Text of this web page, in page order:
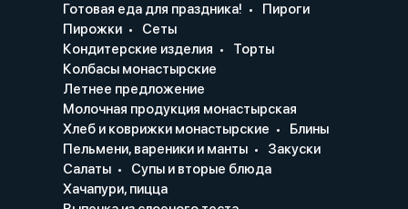
Готовая еда для праздника!
Пироги
Пирожки
Сеты
Кондитерские изделия
Торты
Колбасы монастырские
Летнее предложение
Молочная продукция монастырская
Хлеб и коврижки монастырские
Блины
Пельмени, вареники и манты
Закуски
Салаты
Супы и вторые блюда
Хачапури, пицца